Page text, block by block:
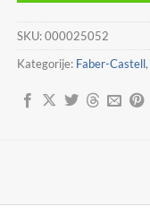
SKU:000025052
Kategorije: Faber-Castell,